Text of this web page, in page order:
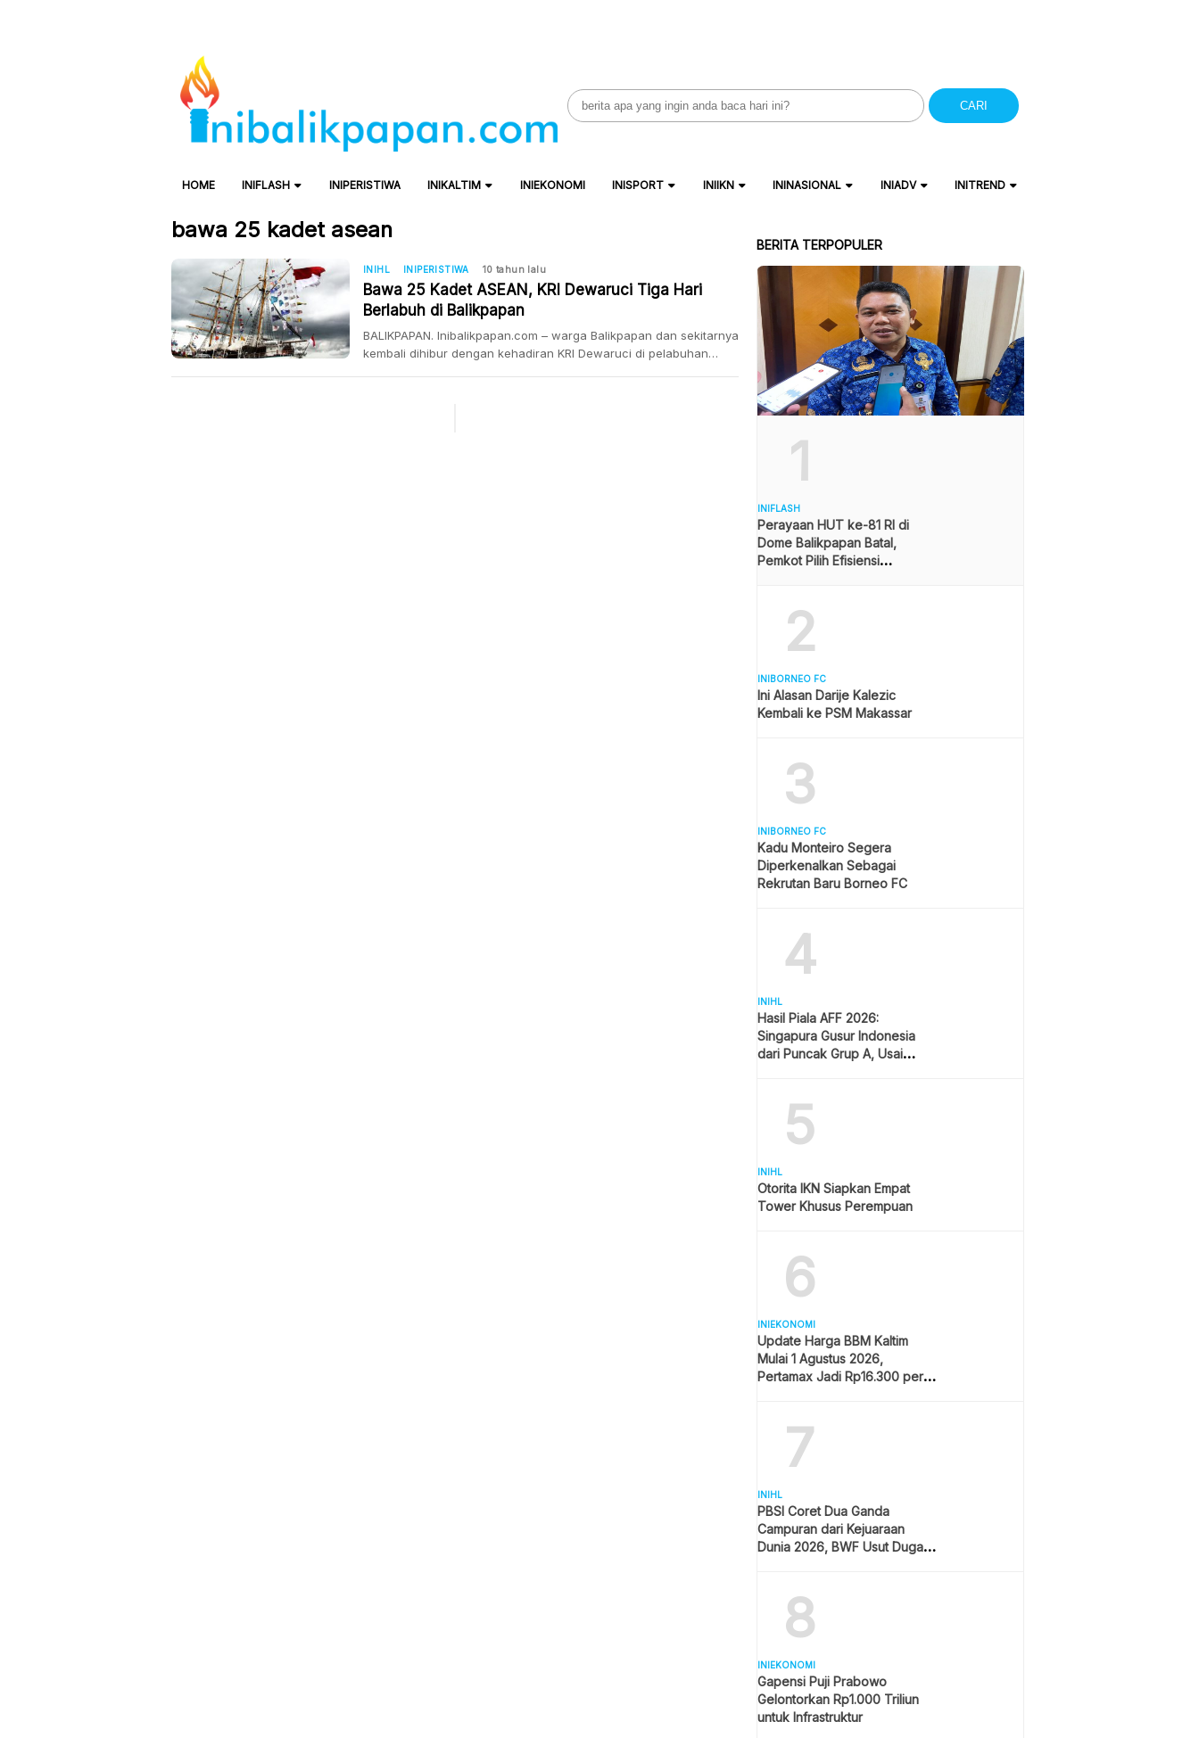
Search
for:
CARI
HOME INIFLASH INIPERISTIWA INIKALTIM INIEKONOMI INISPORT INIIKN ININASIONAL INIADV INITREND
bawa 25 kadet asean
INIHL INIPERISTIWA 10 tahun lalu
Bawa 25 Kadet ASEAN, KRI Dewaruci Tiga Hari
Berlabuh di Balikpapan
BALIKPAPAN. Inibalikpapan.com – warga Balikpapan dan sekitarnya
kembali dihibur dengan kehadiran KRI Dewaruci di pelabuhan
BERITA TERPOPULER
1
INIFLASH
Perayaan HUT ke-81 RI di
Dome Balikpapan Batal,
Pemkot Pilih Efisiensi
2
INIBORNEO FC
Ini Alasan Darije Kalezic
Kembali ke PSM Makassar
3
INIBORNEO FC
Kadu Monteiro Segera
Diperkenalkan Sebagai
Rekrutan Baru Borneo FC
4
INIHL
Hasil Piala AFF 2026:
Singapura Gusur Indonesia
dari Puncak Grup A, Usai
5
INIHL
Otorita IKN Siapkan Empat
Tower Khusus Perempuan
6
INIEKONOMI
Update Harga BBM Kaltim
Mulai 1 Agustus 2026,
Pertamax Jadi Rp16.300 per
7
INIHL
PBSI Coret Dua Ganda
Campuran dari Kejuaraan
Dunia 2026, BWF Usut Dugaan
8
INIEKONOMI
Gapensi Puji Prabowo
Gelontorkan Rp1.000 Triliun
untuk Infrastruktur